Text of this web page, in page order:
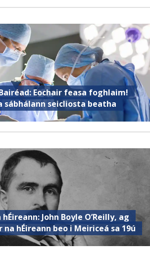
Eochair feasa foghlaim!
sábhálann seicliosta beatha
John Boyle O’Reilly, ag
hÉireann beo i Meiriceá sa 19ú